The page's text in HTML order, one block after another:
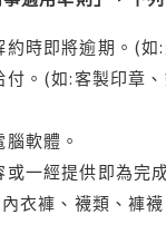
時即將逾期。(
。(如:客製印章
軟體。
一經提供即為完
衣褲、襪類、褲